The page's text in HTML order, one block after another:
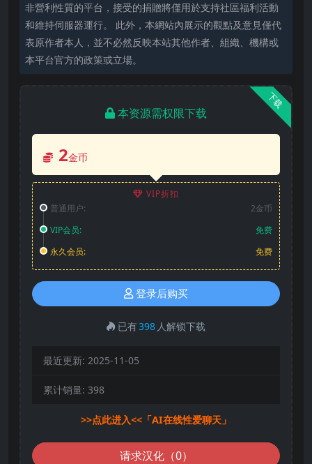
非營利性質的平台，接受的捐贈將僅用於支持社區福利活動
和維持伺服器運行。 此外，本網站內展示的觀點及意見僅代
表原作者本人，並不必然反映本站其他作者、組織、機構或
本平台官方的政策或立場。
下载
本资源需权限下载
2金币
VIP折扣
普通用户:
2金币
VIP会员:
免费
永久会员:
免费
登录后购买
已有398 人解锁下载
最近更新: 2025-11-05
累计销量: 398
>>点此进入<<「AI在线性爱聊天」
请求汉化（0）